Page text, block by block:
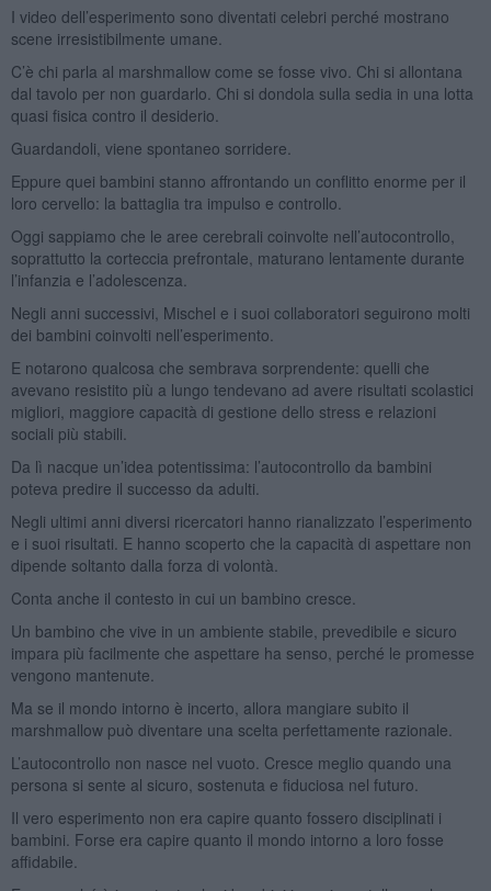
I video dell’esperimento sono diventati celebri perché mostrano
scene irresistibilmente umane.
C’è chi parla al marshmallow come se fosse vivo. Chi si allontana
dal tavolo per non guardarlo. Chi si dondola sulla sedia in una lotta
quasi fisica contro il desiderio.
Guardandoli, viene spontaneo sorridere.
Eppure quei bambini stanno affrontando un conflitto enorme per il
loro cervello: la battaglia tra impulso e controllo.
Oggi sappiamo che le aree cerebrali coinvolte nell’autocontrollo,
soprattutto la corteccia prefrontale, maturano lentamente durante
l’infanzia e l’adolescenza.
Negli anni successivi, Mischel e i suoi collaboratori seguirono molti
dei bambini coinvolti nell’esperimento.
E notarono qualcosa che sembrava sorprendente: quelli che
avevano resistito più a lungo tendevano ad avere risultati scolastici
migliori, maggiore capacità di gestione dello stress e relazioni
sociali più stabili.
Da lì nacque un’idea potentissima: l’autocontrollo da bambini
poteva predire il successo da adulti.
Negli ultimi anni diversi ricercatori hanno rianalizzato l’esperimento
e i suoi risultati. E hanno scoperto che la capacità di aspettare non
dipende soltanto dalla forza di volontà.
Conta anche il contesto in cui un bambino cresce.
Un bambino che vive in un ambiente stabile, prevedibile e sicuro
impara più facilmente che aspettare ha senso, perché le promesse
vengono mantenute.
Ma se il mondo intorno è incerto, allora mangiare subito il
marshmallow può diventare una scelta perfettamente razionale.
L’autocontrollo non nasce nel vuoto. Cresce meglio quando una
persona si sente al sicuro, sostenuta e fiduciosa nel futuro.
Il vero esperimento non era capire quanto fossero disciplinati i
bambini. Forse era capire quanto il mondo intorno a loro fosse
affidabile.